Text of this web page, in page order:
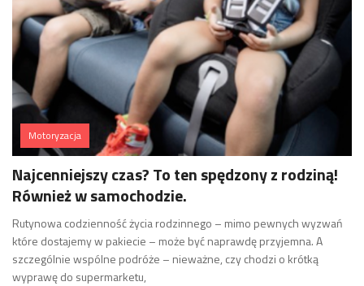
Motoryzacja
Najcenniejszy czas? To ten spędzony z rodziną!
Również w samochodzie.
Rutynowa codzienność życia rodzinnego – mimo pewnych wyzwań
które dostajemy w pakiecie – może być naprawdę przyjemna. A
szczególnie wspólne podróże – nieważne, czy chodzi o krótką
wyprawę do supermarketu,